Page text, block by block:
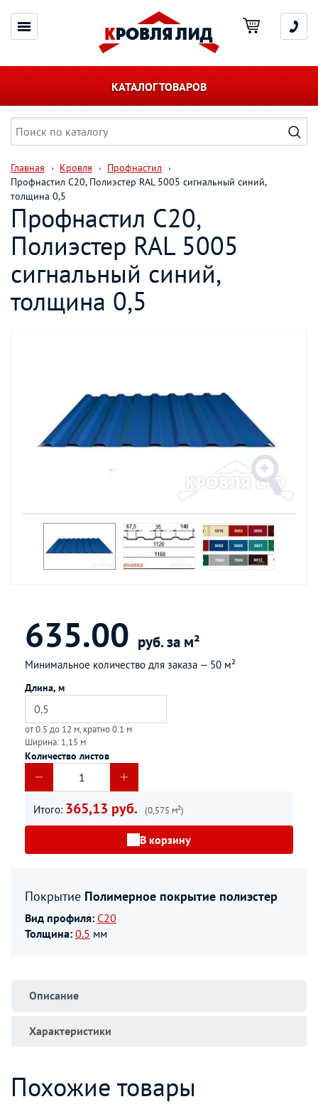
КАТАЛОГ ТОВАРОВ
Главная Кровля
Профнастил
Профнастил С20, Полиэстер RAL 5005 сигнальный синий,
толщина 0,5
Профнастил С20,
Полиэстер RAL 5005
сигнальный синий,
толщина 0,5
635.00 руб. за м²
Минимальное количество для заказа — 50 м²
Длина, м
от 0.5 до 12 м, кратно 0.1 м
Ширина: 1,15 м
Количество листов
Итого: 365,13 руб. (0,575 м²)
В корзину
Покрытие Полимерное покрытие полиэстер
Вид профиля: С20
Толщина: 0.5 мм
Описание
Характеристики
Похожие товары